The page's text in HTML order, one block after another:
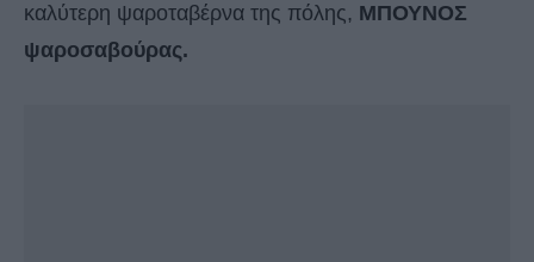
καλύτερη ψαροταβέρνα της πόλης, ΜΠΟΥΝΟΣ
ψαροσαβούρας.